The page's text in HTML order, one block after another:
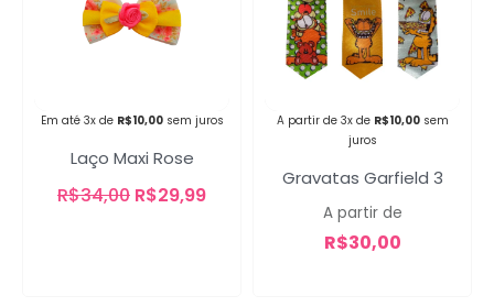
Em até 3x de R$10,00 sem juros
Laço Maxi Rose
R$34,00 R$29,99
A partir de 3x de R$10,00 sem
juros
Gravatas Garfield 3
A partir de
R$30,00
Campanha lançada com
sucesso!